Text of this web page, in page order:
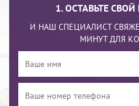
1. ОСТАВЬТЕ
И НАШ СПЕЦИАЛИСТ
МИНУТ ДЛЯ